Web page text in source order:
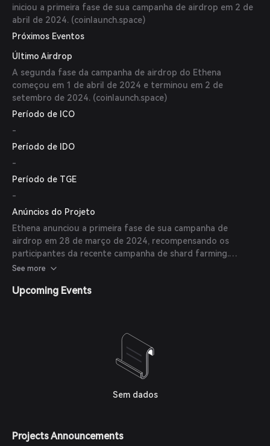
iniciou a primeira fase de sua campanha de airdrop em 2 de
abril de 2024. (coinlaunch.space)
Próximos Eventos
Último Airdrop
A segunda fase da campanha de airdrop do Ethena
começou em 1 de abril de 2024 e terminou em 2 de
setembro de 2024. (coinlaunch.space)
Período de ICO
-
Período de IDO
-
Período de TGE
-
Anúncios do Projeto
Ethena anunciou a primeira fase de sua campanha de
airdrop em 28 de março de 2024, recompensando os
participantes da recente campanha de shard farming.
(coinlaunch.space
See more
Upcoming Events
Sem dados
Projects Announcements